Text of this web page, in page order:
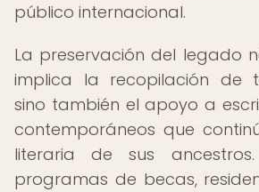
público internacional.
La preservación del legado
implica la recopilación de
sino también el apoyo a
contemporáneos que
literaria de sus
programas de becas,